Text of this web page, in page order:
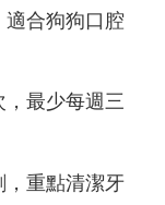
適合狗狗口腔
最少每週三
，重點清潔牙